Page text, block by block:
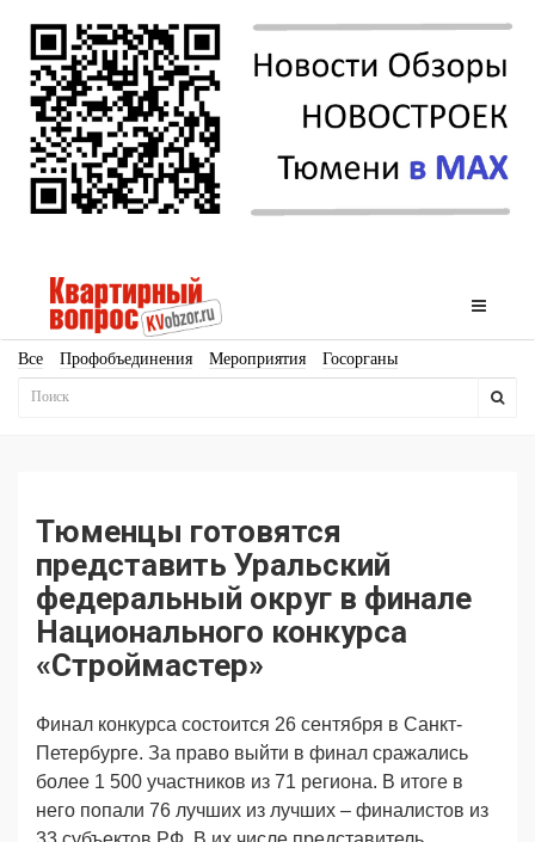
Все Профобъединения Мероприятия Госорганы
Новостройки
Поздравляем
Ещё
Тюменцы готовятся
представить Уральский
федеральный округ в финале
Национального конкурса
«Строймастер»
Финал конкурса состоится 26 сентября в Санкт-
Петербурге. За право выйти в финал сражались
более 1 500 участников из 71 региона. В итоге в
него попали 76 лучших из лучших – финалистов из